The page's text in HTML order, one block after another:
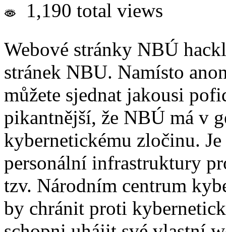
1,190 total views
Webové stránky NBÚ
stránek NBU. Namísto
můžete sjednat jakousi
pikantnější, že NBÚ má v
kybernetickému zločinu.
personální infrastruktury
tzv. Národním centrum
by chránit proti